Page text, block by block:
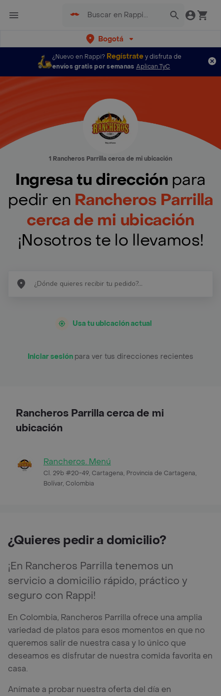
Bogotá
¿Nuevo en Rappi? Regístratey disfruta de
envíos gratis por semanas Aplican TyC
1 Rancheros Parrilla cerca de mi ubicación
Ingresa tu dirección para
pedir en Rancheros Parrilla
cerca de mi ubicación
¡Nosotros te lo llevamos!
Usa tu ubicación actual
Iniciar sesión para ver tus direcciones recientes
Rancheros Parrilla cerca de mi
ubicación
Rancheros. Menú
Cl. 29b #20-49, Cartagena, Provincia de Cartagena,
Bolívar, Colombia
¿Quieres pedir a domicilio?
¡En Rancheros Parrilla tenemos un
servicio a domicilio rápido, práctico y
seguro con Rappi!
En Colombia, Rancheros Parrilla ofrece una amplia
variedad de platos para esos momentos en que no
queremos salir de nuestra casa y lo único que
deseamos es disfrutar de nuestra comida favorita en
casa.
Anímate a probar nuestra oferta del día en